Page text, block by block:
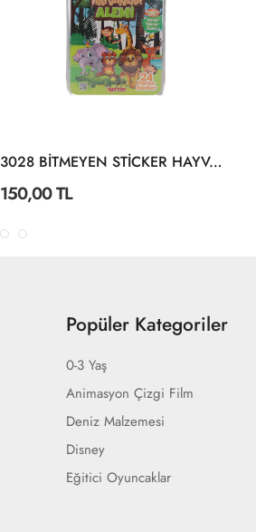
3028 BİTMEYEN STİCKER HAYVANLAR ALEMİ
150,00 TL
Popüler Kategoriler
0-3 Yaş
Animasyon Çizgi Film
Deniz Malzemesi
Disney
Eğitici Oyuncaklar